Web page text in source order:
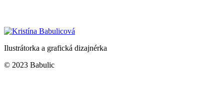
Ilustrátorka a grafická dizajnérka
© 2023 Babulic